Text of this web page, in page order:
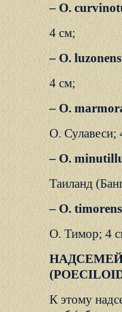
– O.
4 см;
– O.
4 см;
– O.
О. Сулавеси;
– О.
Таиланд
– О.
О. Тимор; 4
К этому